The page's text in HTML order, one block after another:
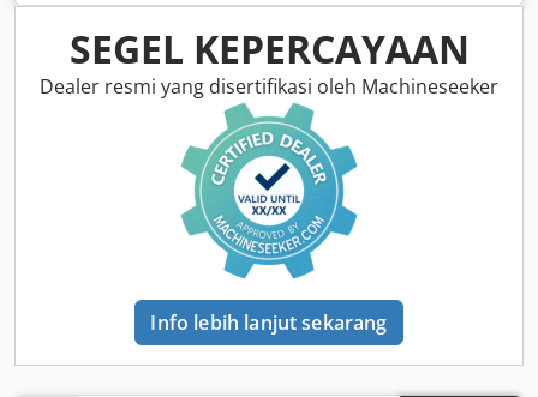
SEGEL KEPERCAYAAN
Dealer resmi yang disertifikasi oleh Machineseeker
Info lebih lanjut sekarang